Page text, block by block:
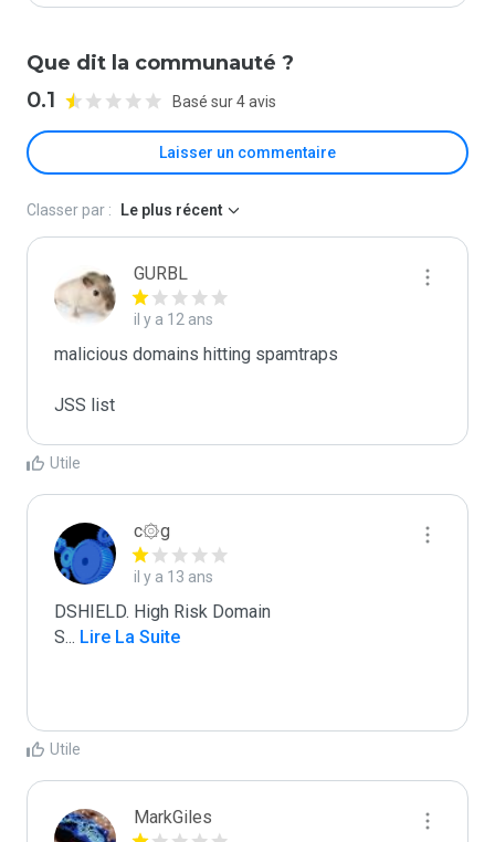
Que dit la communauté ?
0.1 Basé sur 4 avis
Laisser un commentaire
Classer par : Le plus récent
GURBL
il y a 12 ans
malicious domains hitting spamtraps
JSS list
Utile
c۞g
il y a 13 ans
DSHIELD. High Risk Domain
S... Lire La Suite
Utile
MarkGiles